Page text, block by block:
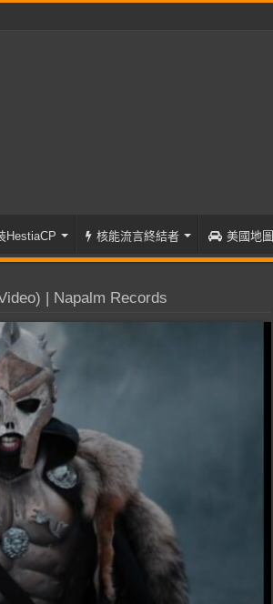
HestiaCP 核能流言終結者 美國地圖
| Napalm Records